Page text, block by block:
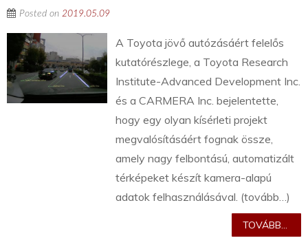
Posted on 2019.05.09
A Toyota jövő autózásáért felelős
kutatórészlege, a Toyota Research
Institute-Advanced Development Inc.
és a CARMERA Inc. bejelentette,
hogy egy olyan kísérleti projekt
megvalósításáért fognak össze,
amely nagy felbontású, automatizált
térképeket készít kamera-alapú
adatok felhasználásával. (tovább…)
TOVÁBB...